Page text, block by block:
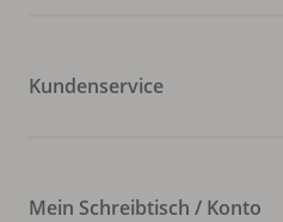
Kundenservice
Mein Schreibtisch / Konto